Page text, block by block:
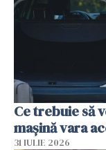
Ce trebuie să
mașină vara
31 IULIE 2026